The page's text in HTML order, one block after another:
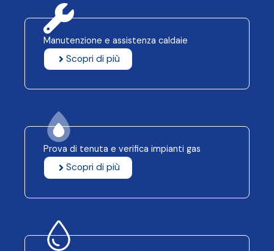
Manutenzione e assistenza caldaie
Scopri di più
Prova di tenuta e verifica impianti gas
Scopri di più